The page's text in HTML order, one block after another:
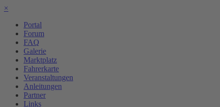
×
Portal
Forum
FAQ
Galerie
Marktplatz
Fahrerkarte
Veranstaltungen
Anleitungen
Partner
Links